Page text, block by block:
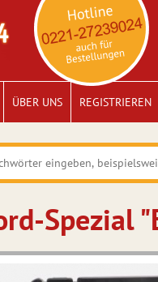
ÜBER UNS REGISTRIEREN
Spezial